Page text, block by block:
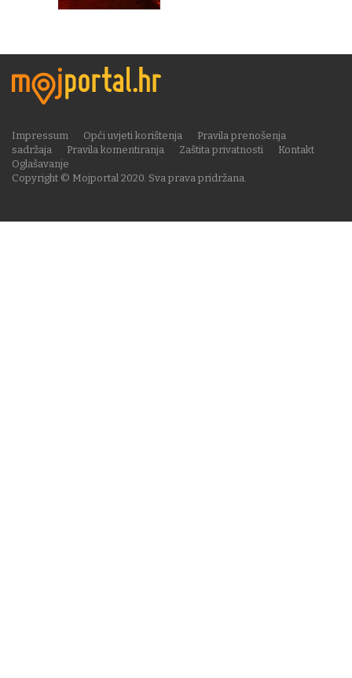
Copyright © Mojportal 2020. Sva prava pridržana.
Impressum Opći uvjeti korištenja
Pravila prenošenja
sadržaja
Pravila komentiranja Zaštita privatnosti
Kontakt
Oglašavanje